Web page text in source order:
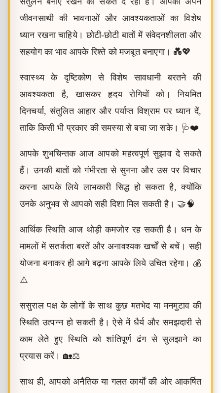
जीवनसाथी की भावनाओं और आवश्यकताओं का विशेष
ध्यान रखना चाहिये। छोटी-छोटी बातों में संवेदनशीलता और
सहयोग का भाव आपके रिश्ते को मजबूत बनाएगा। 💑💖
स्वास्थ्य के दृष्टिकोण से विशेष सावधानी बरतने की
आवश्यकता है, खासकर हृदय रोगियों को। नियमित
दिनचर्या, संतुलित आहार और पर्याप्त विश्राम पर ध्यान दें,
ताकि किसी भी प्रकार की समस्या से बचा जा सके। 🩺❤️
आपके शुभचिन्तक आज आपको महत्वपूर्ण सुझाव दे सकते
हैं। उनकी बातों को गंभीरता से सुनना और उस पर विचार
करना आपके लिये लाभकारी सिद्ध हो सकता है, क्योंकि
उनके अनुभव से आपको सही दिशा मिल सकती है। 🤝🧠
आर्थिक स्थिति आज थोड़ी कमजोर रह सकती है। धन के
मामलों में सतर्कता बरतें और अनावश्यक खर्चों से बचें। सही
योजना बनाकर ही आगे बढ़ना आपके लिये उचित रहेगा। 💰
⚠️
ससुराल पक्ष के लोगों के साथ कुछ मतभेद या मनमुटाव की
स्थिति उत्पन्न हो सकती है। ऐसे में धैर्य और समझदारी से
काम लेते हुए स्थिति को शांतिपूर्ण ढंग से सुलझाने का
प्रयास करें। 🏡⚖️
साथ ही, आपको अनैतिक या गलत कार्यों की ओर आकर्षित